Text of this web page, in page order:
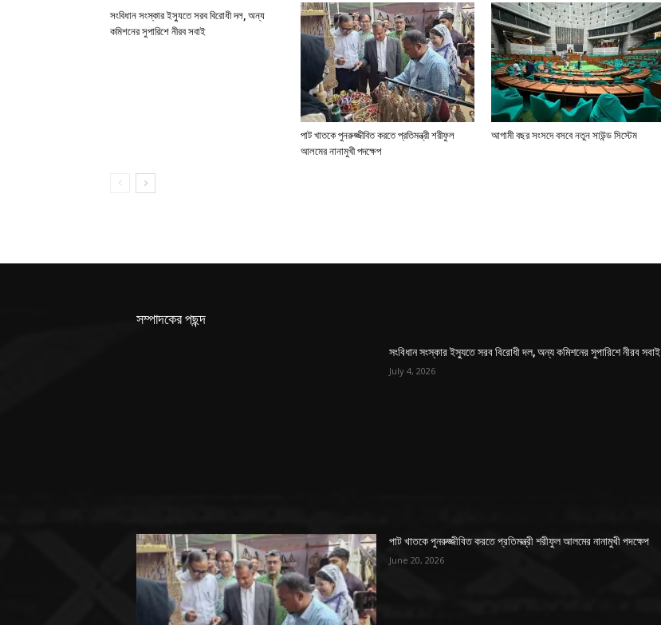
সংবিধান সংস্কার ইস্যুতে সরব বিরোধী দল, অন্য
কমিশনের সুপারিশে নীরব সবাই
পাট খাতকে পুনরুজ্জীবিত করতে প্রতিমন্ত্রী শরীফুল
আলমের নানামুখী পদক্ষেপ
আগামী বছর সংসদে বসবে নতুন সাউন্ড সিস্টেম
সম্পাদকের পছন্দ
সংবিধান সংস্কার ইস্যুতে সরব বিরোধী দল, অন্য কমিশনের সুপারিশে নীরব সবাই
July 4, 2026
পাট খাতকে পুনরুজ্জীবিত করতে প্রতিমন্ত্রী শরীফুল আলমের নানামুখী পদক্ষেপ
June 20, 2026